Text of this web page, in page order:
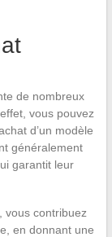
de nombreux
vous pouvez
d’un modèle
généralement
garantit leur
vous contribuez
en donnant une